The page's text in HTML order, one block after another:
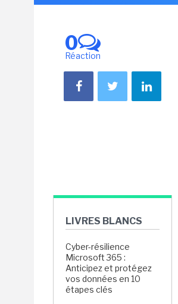
0
Réaction
LIVRES BLANCS
Cyber-résilience
Microsoft 365 :
Anticipez et protégez
vos données en 10
étapes clés